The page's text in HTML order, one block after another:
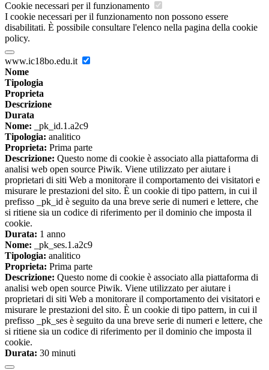
Cookie necessari per il funzionamento
I cookie necessari per il funzionamento non possono essere
disabilitati. È possibile consultare l'elenco nella pagina della cookie
policy.
www.ic18bo.edu.it
Nome
Tipologia
Proprieta
Descrizione
Durata
Nome: _pk_id.1.a2c9
Tipologia: analitico
Proprieta: Prima parte
Descrizione: Questo nome di cookie è associato alla piattaforma di
analisi web open source Piwik. Viene utilizzato per aiutare i
proprietari di siti Web a monitorare il comportamento dei visitatori e
misurare le prestazioni del sito. È un cookie di tipo pattern, in cui il
prefisso _pk_id è seguito da una breve serie di numeri e lettere, che
si ritiene sia un codice di riferimento per il dominio che imposta il
cookie.
Durata: 1 anno
Nome: _pk_ses.1.a2c9
Tipologia: analitico
Proprieta: Prima parte
Descrizione: Questo nome di cookie è associato alla piattaforma di
analisi web open source Piwik. Viene utilizzato per aiutare i
proprietari di siti Web a monitorare il comportamento dei visitatori e
misurare le prestazioni del sito. È un cookie di tipo pattern, in cui il
prefisso _pk_ses è seguito da una breve serie di numeri e lettere, che
si ritiene sia un codice di riferimento per il dominio che imposta il
cookie.
Durata: 30 minuti